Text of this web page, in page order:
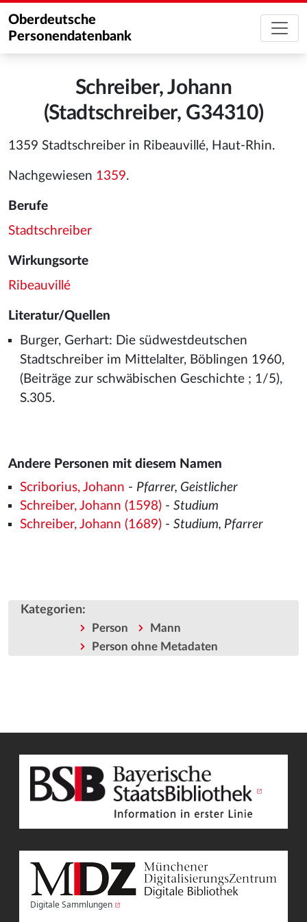
Oberdeutsche
Personendatenbank
Schreiber, Johann
(Stadtschreiber, G34310)
1359 Stadtschreiber in Ribeauvillé, Haut-Rhin.
Nachgewiesen 1359.
Berufe
Stadtschreiber
Wirkungsorte
Ribeauvillé
Literatur/Quellen
Burger, Gerhart: Die südwestdeutschen
Stadtschreiber im Mittelalter, Böblingen 1960,
(Beiträge zur schwäbischen Geschichte ; 1/5),
S.305.
Andere Personen mit diesem Namen
Scriborius, Johann - Pfarrer, Geistlicher
Schreiber, Johann (1598)- Studium
Schreiber, Johann (1689)- Studium, Pfarrer
Kategorien:
Person
Mann
Person ohne Metadaten
Digitale Sammlungen